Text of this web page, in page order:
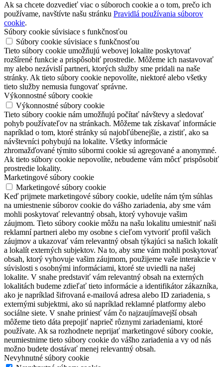
Ak sa chcete dozvedieť viac o súboroch cookie a o tom, prečo ich
používame, navštívte našu stránku Pravidlá používania súborov
cookie.
Súbory cookie súvisiace s funkčnosťou
Súbory cookie súvisiace s funkčnosťou
Tieto súbory cookie umožňujú webovej lokalite poskytovať
rozšírené funkcie a prispôsobiť prostredie. Môžeme ich nastavovať
my alebo nezávislí partneri, ktorých služby sme pridali na naše
stránky. Ak tieto súbory cookie nepovolíte, niektoré alebo všetky
tieto služby nemusia fungovať správne.
Výkonnostné súbory cookie
Výkonnostné súbory cookie
Tieto súbory cookie nám umožňujú počítať návštevy a sledovať
pohyb používateľov na stránkach. Môžeme tak získavať informácie
napríklad o tom, ktoré stránky sú najobľúbenejšie, a zistiť, ako sa
návštevníci pohybujú na lokalite. Všetky informácie
zhromažďované týmito súbormi cookie sú agregované a anonymné.
Ak tieto súbory cookie nepovolíte, nebudeme vám môcť prispôsobiť
prostredie lokality.
Marketingové súbory cookie
Marketingové súbory cookie
Keď prijmete marketingové súbory cookie, udelíte nám tým súhlas
na umiestnenie súborov cookie do vášho zariadenia, aby sme vám
mohli poskytovať relevantný obsah, ktorý vyhovuje vašim
záujmom. Tieto súbory cookie môžu na našu lokalitu umiestniť naši
reklamní partneri alebo my osobne s cieľom vytvoriť profil vašich
záujmov a ukazovať vám relevantný obsah týkajúci sa našich lokalít
a lokalít externých subjektov. Na to, aby sme vám mohli poskytovať
obsah, ktorý vyhovuje vašim záujmom, použijeme vaše interakcie v
súvislosti s osobnými informáciami, ktoré ste uviedli na našej
lokalite. V snahe predstaviť vám relevantný obsah na externých
lokalitách budeme zdieľať tieto informácie a identifikátor zákazníka,
ako je napríklad šifrovaná e-mailová adresa alebo ID zariadenia, s
externými subjektmi, ako sú napríklad reklamné platformy alebo
sociálne siete. V snahe priniesť vám čo najzaujímavejší obsah
môžeme tieto dáta prepojiť naprieč rôznymi zariadeniami, ktoré
používate. Ak sa rozhodnete neprijať marketingové súbory cookie,
neumiestnime tieto súbory cookie do vášho zariadenia a vy od nás
možno budete dostávať menej relevantný obsah.
Nevyhnutné súbory cookie